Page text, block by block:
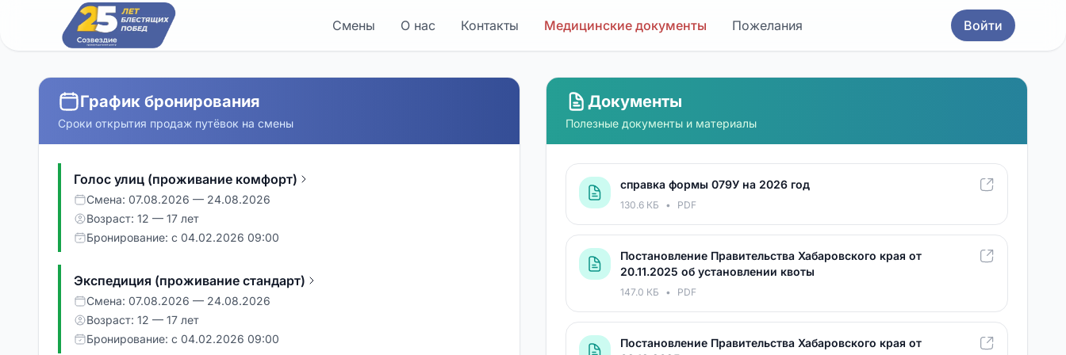
Смены О нас Контакты Медицинские документы Пожелания Войти
График бронирования
Сроки открытия продаж путёвок на смены
Голос улиц (проживание комфорт)
Смена: 07.08.2026 — 24.08.2026
Возраст: 12 — 17 лет
Бронирование: с 04.02.2026 09:00
Экспедиция (проживание стандарт)
Смена: 07.08.2026 — 24.08.2026
Возраст: 12 — 17 лет
Бронирование: с 04.02.2026 09:00
Документы
Полезные документы и материалы
справка формы 079У на 2026 год
130.6 КБ • PDF
Постановление Правительства Хабаровского края от
20.11.2025 об установлении квоты
147.0 КБ • PDF
Постановление Правительства Хабаровского края от